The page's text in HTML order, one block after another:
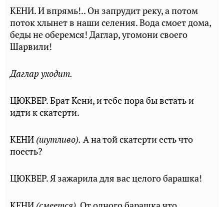
КЕНИ. И впрямь!.. Он запрудит реку, а потом
поток хлынет в наши селения. Вода смоет дома,
беды не оберемся! Даглар, угомони своего
Шарвили!
Даглар уходит.
ЦЮКВЕР. Брат Кени, и тебе пора бы встать и
идти к скатерти.
КЕНИ (шутливо). А на той скатерти есть что
поесть?
ЦЮКВЕР. Я зажарила для вас целого барашка!